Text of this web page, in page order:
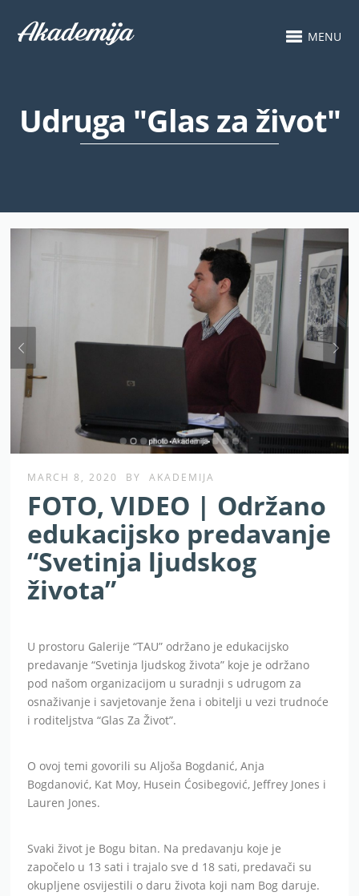
MENU
Udruga "Glas za život"
MARCH 8, 2020 BY AKADEMIJA
FOTO, VIDEO | Održano
edukacijsko predavanje
“Svetinja ljudskog
života”
U prostoru Galerije “TAU” održano je edukacijsko
predavanje “Svetinja ljudskog života” koje je održano
pod našom organizacijom u suradnji s udrugom za
osnaživanje i savjetovanje žena i obitelji u vezi trudnoće
i roditeljstva “Glas Za Život”.
O ovoj temi govorili su Aljoša Bogdanić, Anja
Bogdanović, Kat Moy, Husein Ćosibegović, Jeffrey Jones i
Lauren Jones.
Svaki život je Bogu bitan. Na predavanju koje je
započelo u 13 sati i trajalo sve d 18 sati, predavači su
okupljene osvijestili o daru života koji nam Bog daruje.